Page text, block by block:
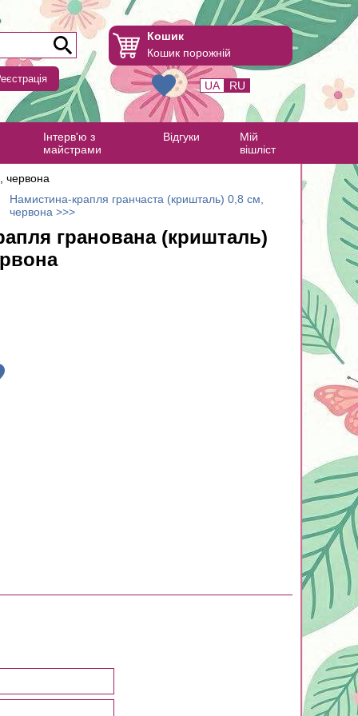
Кошик
Кошик порожній
UA RU
Інтерв'ю з
майстрами
Відгуки
Мій
вішліст
червона
Намистина-крапля гранчаста (кришталь) 0,8 см,
червона >>>
гранована (кришталь)